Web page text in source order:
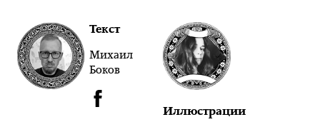
Текст
Михаил
Боков
Иллюстрации